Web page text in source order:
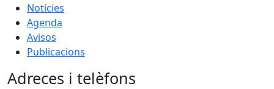
Notícies
Agenda
Avisos
Publicacions
Adreces i telèfons